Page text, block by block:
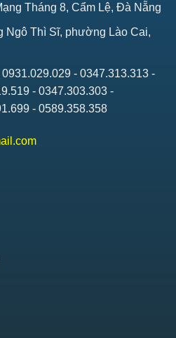
Tháng 8, Cẩm Lệ, Đà Nẵng
Ngô Thì Sĩ, phường Lào Cai,
- 0347.313.313 -
- 0347.303.303 -
- 0589.358.358